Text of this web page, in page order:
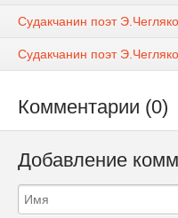
Судакчанин поэт
Судакчанин поэт
Комментарии (0)
Добавление